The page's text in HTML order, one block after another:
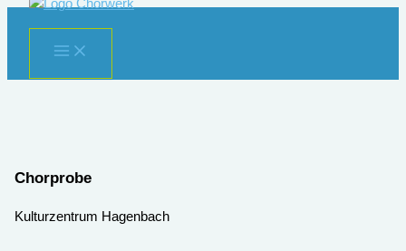
springen
Chorprobe
Kulturzentrum Hagenbach